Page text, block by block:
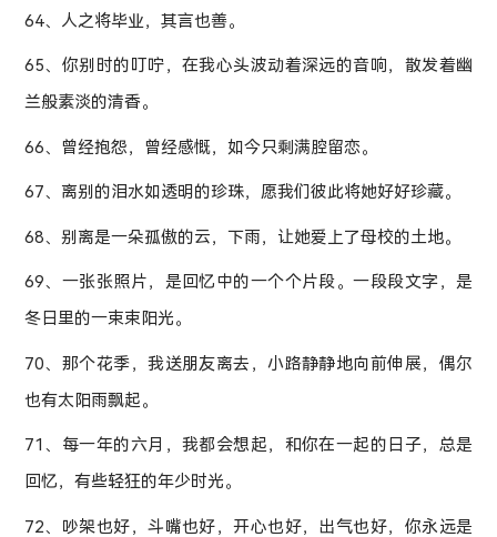
64、人之将毕业，其言也善。
65、你别时的叮咛，在我心头波动着深远的音响，散发着幽
兰般素淡的清香。
66、曾经抱怨，曾经感慨，如今只剩满腔留恋。
67、离别的泪水如透明的珍珠，愿我们彼此将她好好珍藏。
68、别离是一朵孤傲的云，下雨，让她爱上了母校的土地。
69、一张张照片，是回忆中的一个个片段。一段段文字，是
冬日里的一束束阳光。
70、那个花季，我送朋友离去，小路静静地向前伸展，偶尔
也有太阳雨飘起。
71、每一年的六月，我都会想起，和你在一起的日子，总是
回忆，有些轻狂的年少时光。
72、吵架也好，斗嘴也好，开心也好，出气也好，你永远是